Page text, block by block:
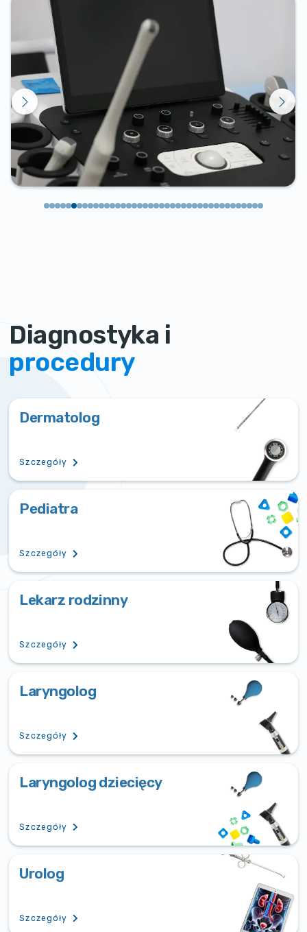
Diagnostyka i
procedury
Dermatolog
Szczegóły
Pediatra
Szczegóły
Lekarz rodzinny
Szczegóły
Laryngolog
Szczegóły
Laryngolog dziecięcy
Szczegóły
Urolog
Szczegóły